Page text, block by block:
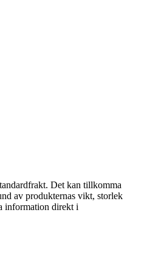
Det kan tillkomma
av produkternas vikt, storlek
information direkt i